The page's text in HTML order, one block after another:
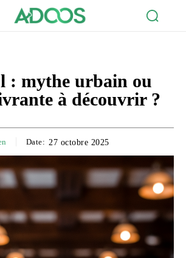
: mythe urbain ou
à découvrir ?
Date: 27 octobre 2025